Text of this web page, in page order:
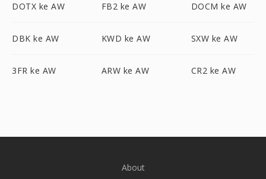
DOTX ke AW FB2 ke AW DOCM ke AW
DBK ke AW KWD ke AW SXW ke AW
3FR ke AW ARW ke AW CR2 ke AW
About